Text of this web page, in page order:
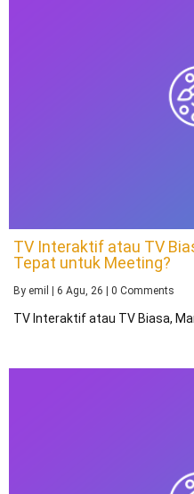
TV Interaktif atau TV
Tepat untuk Meeting?
By emil | 6 Agu, 26 | 0 Comments
TV Interaktif atau TV Biasa,